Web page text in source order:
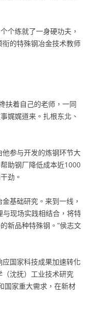
个练就了一身硬功夫，
的特殊钢冶金技术教师
扶着自己的老师，一同
娓娓道来。扎根东北、
参与开发的炼钢环节大
助钢厂降低成本近1000
劲。
基础研究。来到一线，
与现场实践相结合，将特
新品种特殊钢。”侯志文
国家科技成果加速转化
沈抚）工业技术研究
国家重大需求，在新材